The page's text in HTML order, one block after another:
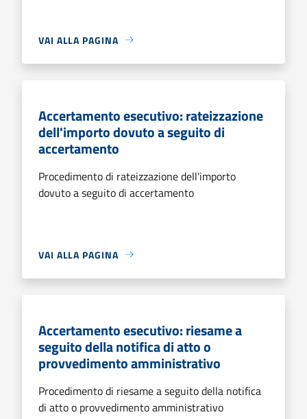
VAI ALLA PAGINA
Accertamento esecutivo: rateizzazione
dell'importo dovuto a seguito di
accertamento
Procedimento di rateizzazione dell'importo
dovuto a seguito di accertamento
VAI ALLA PAGINA
Accertamento esecutivo: riesame a
seguito della notifica di atto o
provvedimento amministrativo
Procedimento di riesame a seguito della notifica
di atto o provvedimento amministrativo